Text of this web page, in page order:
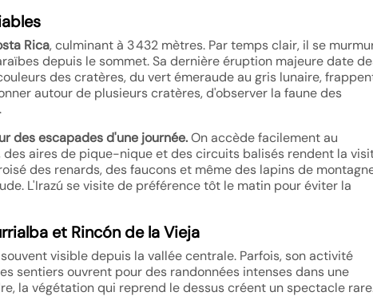
Rica, culminant à 3 432 mètres. Par temps clair, il se
depuis le sommet. Sa dernière éruption majeure date
des cratères, du vert émeraude au gris lunaire,
autour de plusieurs cratères, d'observer la faune des
des escapades d'une journée.On accède facilement au
des aires de pique-nique et des circuits balisés rendent la
des renards, des faucons et même des lapins de
L'Irazú se visite de préférence tôt le matin pour éviter la
et Rincón de la Vieja
visible depuis la vallée centrale. Parfois, son activité
sentiers ouvrent pour des randonnées intenses dans une
la végétation qui reprend le dessus créent un spectacle